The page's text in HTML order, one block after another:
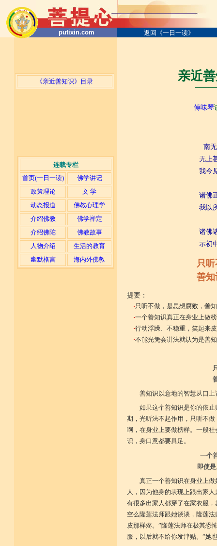
putixin.com 返回《一日一读》
《亲近善知识》目录
连载专栏
首页(一日一读)
佛学讲记
政策理论
文 学
动态报道
佛教心理学
介绍佛教
佛学禅定
介绍佛陀
佛教故事
人物介绍
生活的教育
幽默格言
海内外佛教
亲近
傅味琴
南
无上
我今
诸佛
我以
诸佛
示初
只
善
提要：
·只听不做，是思想腐败，善
·一个善知识真正在身业上做
·行动浮躁、不稳重，笑起来
·不能光凭会讲法就认为是善
善知识以意地的智慧从口
如果这个善知识是你的依
期，光听法不起作用，只听不
啊，在身业上要做榜样。一般
识，身口意都要具足。
一个
即使
真正一个善知识在身业上
人，因为他身的表现上跟出家
有很多出家人都穿了在家衣服
空么隆莲法师跟她谈谈，隆莲
皮那样疼。”隆莲法师在极其恐
服，以后就不给你发津贴。”她